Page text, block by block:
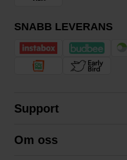
SNABB LEVERANS
Support
Om oss